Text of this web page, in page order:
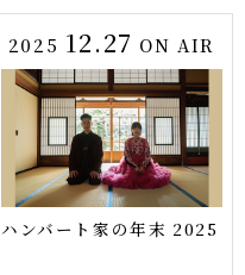
2025 12.27 ON AIR
ハンバート家の年末 2025